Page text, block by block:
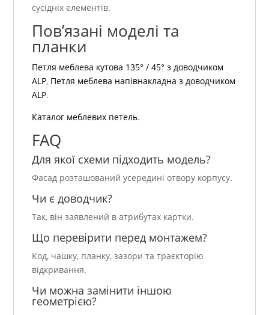
сусідніх елементів.
Пов’язані моделі та
планки
Петля меблева кутова 135° / 45° з доводчиком
ALP, Петля меблева напівнакладна з доводчиком
ALP.
Каталог меблевих петель.
FAQ
Для якої схеми підходить модель?
Фасад розташований усередині отвору корпусу.
Чи є доводчик?
Так, він заявлений в атрибутах картки.
Що перевірити перед монтажем?
Код, чашку, планку, зазори та траєкторію
відкривання.
Чи можна замінити іншою
геометрією?